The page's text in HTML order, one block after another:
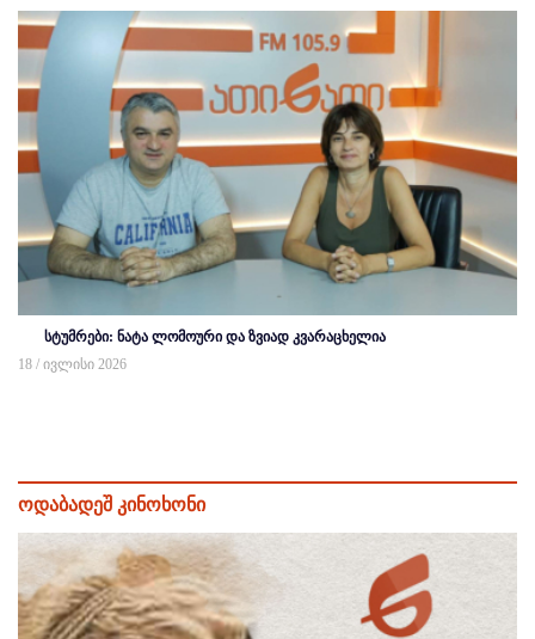
სტუმრები: ნატა ლომოური და ზვიად კვარაცხელია
18 / ივლისი 2026
ოდაბადეშ კინოხონი